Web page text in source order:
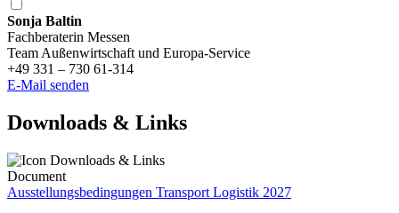
Sonja Baltin
Fachberaterin Messen
Team Außenwirtschaft und Europa-Service
+49 331 – 730 61-314
E-Mail senden
Downloads & Links
Document
Ausstellungsbedingungen Transport Logistik 2027